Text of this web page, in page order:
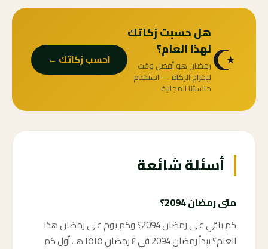
☪️هل حسبت زكاتك
لهذا العام؟
رمضان هو أفضل وقت
لإخراج الزكاة — استخدم
حاسبتنا المجانية
احسب زكاتك ←
أسئلة شائعة
متى رمضان 2094؟
كم باقي على رمضان 2094؟ وكم يوم على رمضان هذا
العام؟ يبدأ رمضان 2094 في ٤ رمضان ١٥١٥ هـ. أول كم